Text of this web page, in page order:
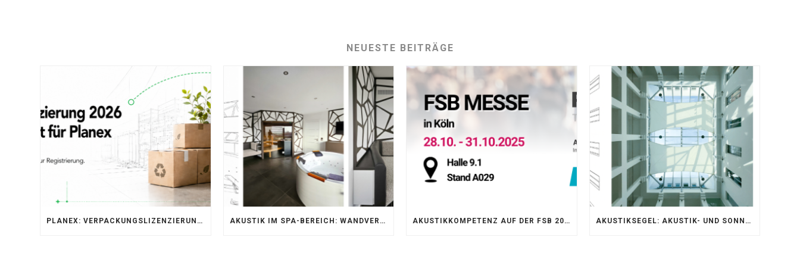
NEUESTE BEITRÄGE
PLANEX: VERPACKUNGSLIZENZIERUNG ÜBER LIZENZERO & LUCID 2026 AKUSTIK IM SPA-BEREICH: WANDVERKLEIDUNG MIT SILENTPROTECT CORE AKUSTIKKOMPETENZ AUF DER FSB 2025 – AKUSTIKELEMENTE FÜR DIE LEBENSRÄUME VON MORGEN AKUSTIKSEGEL: AKUSTIK- UND SONNENSCHUTZOPTIMIERUNG IM ATRIUM DER UNIVERSITÄT BONN